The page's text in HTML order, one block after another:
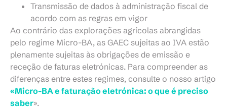
Transmissão de dados à administração fiscal de
acordo com as regras em vigor
Ao contrário das explorações agrícolas abrangidas
pelo regime Micro-BA, as GAEC sujeitas ao IVA estão
plenamente sujeitas às obrigações de emissão e
receção de faturas eletrónicas. Para compreender as
diferenças entre estes regimes, consulte o nosso artigo
«Micro-BA e faturação eletrónica: o que é preciso
saber».